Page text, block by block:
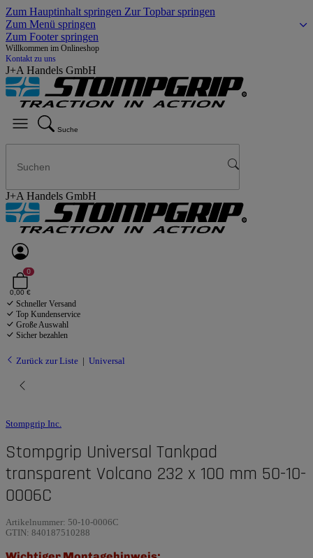
Zum Hauptinhalt springen Zur Topbar springen
Zum Menü springen
Zum Footer springen
Willkommen im Onlineshop
Kontakt zu uns
J+A Handels GmbH
Suche
J+A Handels GmbH
0
0,00 €
Schneller Versand
Top Kundenservice
Große Auswahl
Sicher bezahlen
Zurück zur Liste Universal
Stompgrip Inc.
Stompgrip Universal Tankpad
transparent Volcano 232 x 100 mm 50-10-
0006C
Artikelnummer: 50-10-0006C
GTIN: 840187510288